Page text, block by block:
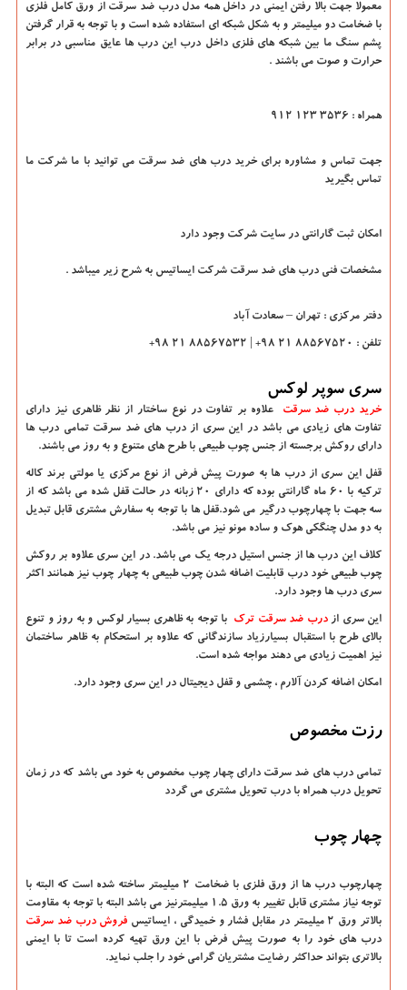
معمولا جهت بالا رفتن ایمنی در داخل همه مدل درب ضد سرقت از ورق کامل فلزی
با ضخامت دو میلیمتر و به شکل شبکه ای استفاده شده است و با توجه به قرار گرفتن
پشم سنگ ما بین شبکه های فلزی داخل درب این درب ها عایق مناسبی در برابر
حرارت و صوت می باشند .
همراه : 3536 123 912
جهت تماس و مشاوره برای خرید درب های ضد سرقت می توانید با ما شرکت ما
تماس بگیرید
امکان ثبت گارانتی در سایت شرکت وجود دارد
مشخصات فنی درب های ضد سرقت شرکت ایساتیس به شرح زیر میباشد .
دفتر مرکزی : تهران – سعادت آباد
تلفن : 88567520 21 98+ | 88567532 21 98+
سری سوپر لوکس
خرید درب ضد سرقت علاوه بر تفاوت در نوع ساختار از نظر ظاهری نیز دارای
تفاوت های زیادی می باشد در این سری از درب های ضد سرقت تمامی درب ها
دارای روکش برجسته از جنس چوب طبیعی با طرح های متنوع و به روز می باشند.
قفل این سری از درب ها به صورت پیش فرض از نوع مرکزی یا مولتی برند کاله
ترکیه با 60 ماه گارانتی بوده که دارای 20 زبانه در حالت قفل شده می باشد که از
سه جهت با چهارچوب درگیر می شود.قفل ها با توجه به سفارش مشتری قابل تبدیل
به دو مدل چنگکی هوک و ساده مونو نیز می باشد.
کلاف این درب ها از جنس استیل درجه یک می باشد. در این سری علاوه بر روکش
چوب طبیعی خود درب قابلیت اضافه شدن چوب طبیعی به چهار چوب نیز همانند اکثر
سری درب ها وجود دارد.
این سری ازدرب ضد سرقت ترک با توجه به ظاهری بسیار لوکس و به روز و تنوع
بالای طرح با استقبال بسیارزیاد سازندگانی که علاوه بر استحکام به ظاهر ساختمان
نیز اهمیت زیادی می دهند مواجه شده است.
امکان اضافه کردن آلارم ، چشمی و قفل دیجیتال در این سری وجود دارد.
رزت مخصوص
تمامی درب های ضد سرقت دارای چهار چوب مخصوص به خود می باشد که در زمان
تحویل درب همراه با درب تحویل مشتری می گردد
چهار چوب
چهارچوب درب ها از ورق فلزی با ضخامت 2 میلیمتر ساخته شده است که البته با
توجه نیاز مشتری قابل تغییر به ورق 1.5 میلیمترنیز می باشد البته با توجه به مقاومت
بالاتر ورق 2 میلیمتر در مقابل فشار و خمیدگی ، ایساتیس
فروش درب ضد سرقت
درب های خود را به صورت پیش فرض با این ورق تهیه کرده است تا با ایمنی
بالاتری بتواند حداکثر رضایت مشتریان گرامی خود را جلب نماید.